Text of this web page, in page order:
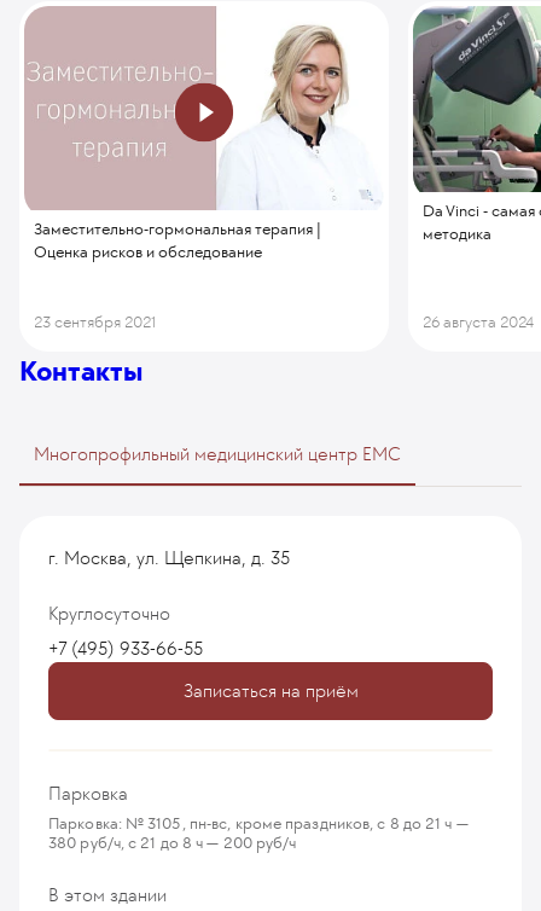
Заместительно-гормональная терапия |
Оценка рисков и обследование
23 сентября 2021
Da Vinci - самая
методика
26 августа 2024
Контакты
Многопрофильный медицинский центр EMC
г. Москва, ул. Щепкина, д. 35
Круглосуточно
+7 (495) 933-66-55
Записаться на приём
Парковка
Парковка: № 3105, пн-вс, кроме праздников, с 8 до 21 ч —
380 руб/ч, с 21 до 8 ч — 200 руб/ч
В этом здании